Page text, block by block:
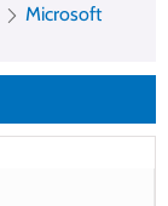
Microsoft